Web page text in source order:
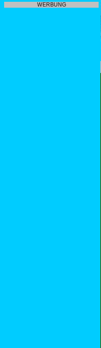
WERBUNG